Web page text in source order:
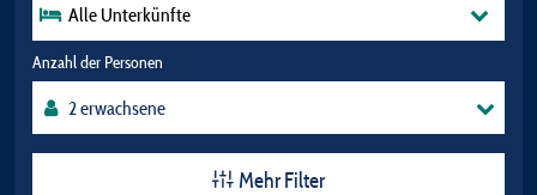
Alle Unterkünfte
Anzahl der Personen
Mehr Filter